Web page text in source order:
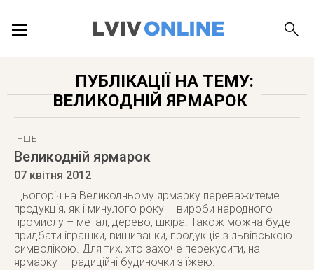
ЛОКАЦІЇ
ПУБЛІКАЦІЇ
ДОВІДКА
ПУБЛІКАЦІЇ НА ТЕМУ:
ВЕЛИКОДНІЙ ЯРМАРОК
ІНШЕ
Великодній ярмарок
07 квітня 2012
Цьогоріч на Великодньому ярмарку переважитеме
продукція, як і минулого року – вироби народного
промислу – метал, дерево, шкіра. Також можна буде
придбати іграшки, вишиванки, продукція з львівською
символікою. Для тих, хто захоче перекусити, на
ярмарку - традиційні будиночки з їжею.